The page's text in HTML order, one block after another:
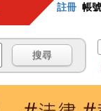
註冊 帳號